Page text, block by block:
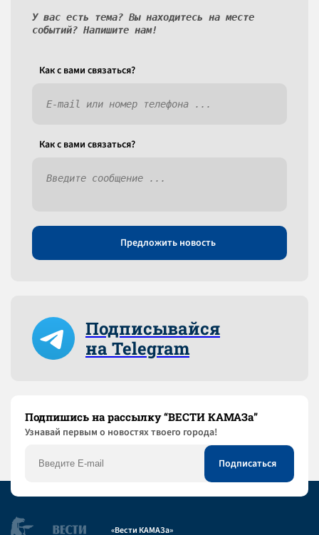
У вас есть тема? Вы находитесь на месте
событий? Напишите нам!
Как c вами связаться?
Как c вами связаться?
Предложить новость
Подписывайся
на Telegram
Подпишись на рассылку “ВЕСТИ КАМАЗа”
Узнaвай первым о новостях твоего города!
«Вести КАМАЗа»